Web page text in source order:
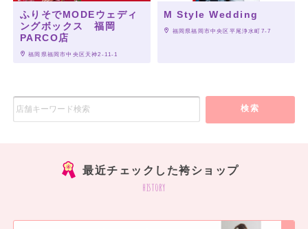
ふりそでMODEウェディ
ングボックス 福岡
PARCO店
福岡県福岡市中央区天神2-11-1
M Style Wedding
福岡県福岡市中央区平尾浄水町7-7
検索
最近チェックした袴ショップ
history